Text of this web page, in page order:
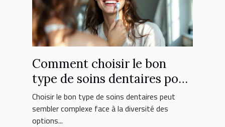
Comment choisir le bon
type de soins dentaires pour
vous ?
Choisir le bon type de soins dentaires peut
sembler complexe face à la diversité des
options...